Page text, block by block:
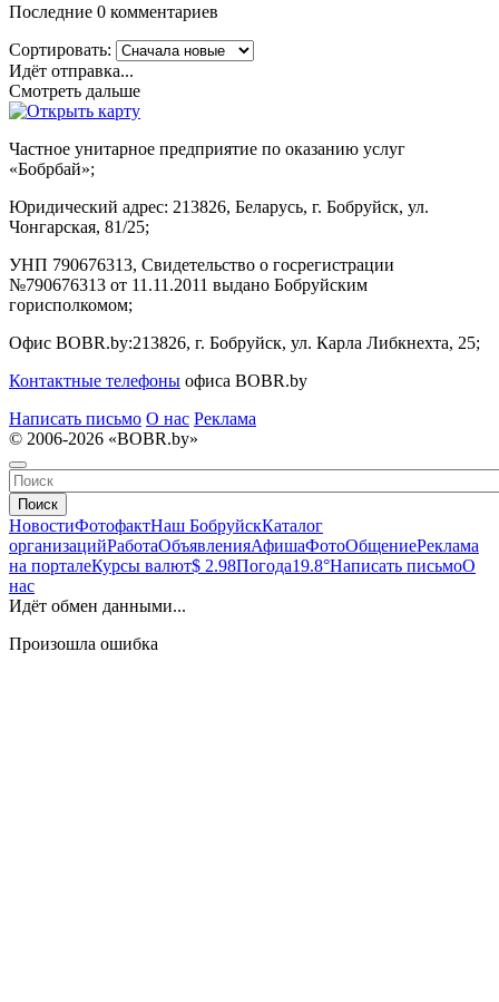
Последние 0 комментариев
Сортировать:
Идёт отправка...
Смотреть дальше
Частное унитарное предприятие по оказанию услуг
«Бобрбай»;
Юридический адрес: 213826, Беларусь, г. Бобруйск, ул.
Чонгарская, 81/25;
УНП 790676313, Свидетельство о госрегистрации
№790676313 от 11.11.2011 выдано Бобруйским
горисполкомом;
Офис BOBR.by:213826, г. Бобруйск, ул. Карла Либкнехта, 25;
Контактные телефоны офиса BOBR.by
Написать письмо О нас Реклама
© 2006-2026 «BOBR.by»
Поиск
НовостиФотофактНаш БобруйскКаталог
организацийРаботаОбъявленияАфишаФотоОбщениеРеклама
на порталеКурсы валют$ 2.98Погода19.8°Написать письмоО
нас
Идёт обмен данными...
Произошла ошибка